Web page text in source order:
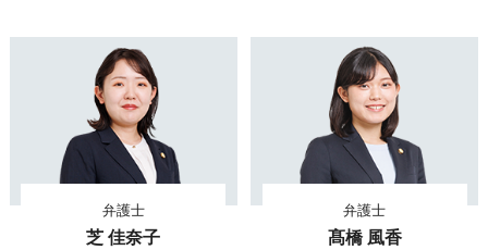
弁護士
芝 佳奈子
弁護士
髙橋 風香